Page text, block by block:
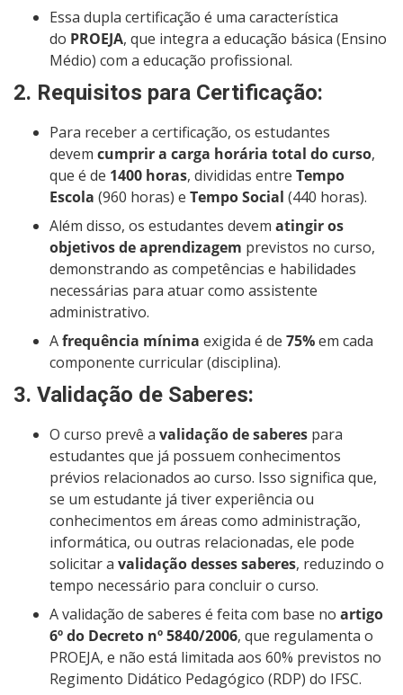
Essa dupla certificação é uma característica
do PROEJA, que integra a educação básica (Ensino
Médio) com a educação profissional.
2. Requisitos para Certificação:
Para receber a certificação, os estudantes
devem cumprir a carga horária total do curso,
que é de 1400 horas, divididas entre Tempo
Escola (960 horas) e Tempo Social (440 horas).
Além disso, os estudantes devem atingir os
objetivos de aprendizagem previstos no curso,
demonstrando as competências e habilidades
necessárias para atuar como assistente
administrativo.
Afrequência mínima exigida é de 75%em cada
componente curricular (disciplina).
3. Validação de Saberes:
O curso prevê a validação de saberes para
estudantes que já possuem conhecimentos
prévios relacionados ao curso. Isso significa que,
se um estudante já tiver experiência ou
conhecimentos em áreas como administração,
informática, ou outras relacionadas, ele pode
solicitar a validação desses saberes, reduzindo o
tempo necessário para concluir o curso.
A validação de saberes é feita com base no artigo
6º do Decreto nº 5840/2006, que regulamenta o
PROEJA, e não está limitada aos 60% previstos no
Regimento Didático Pedagógico (RDP) do IFSC.